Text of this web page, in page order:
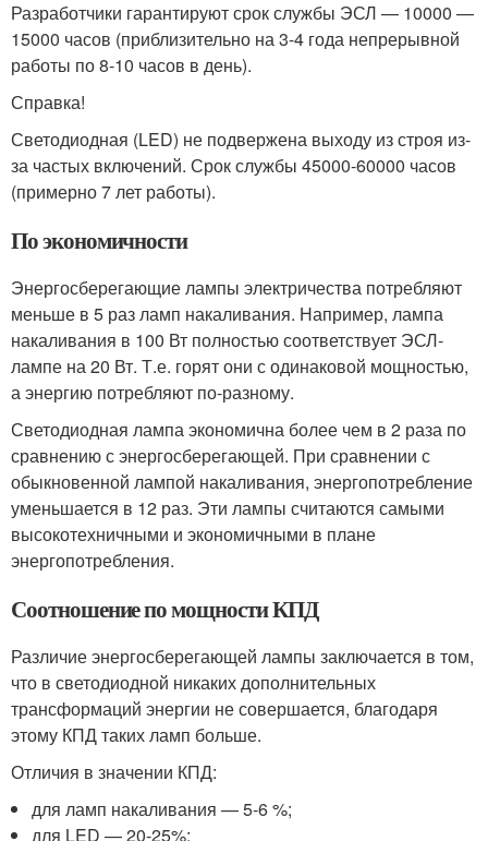
Разработчики гарантируют срок службы ЭСЛ — 10000 —
15000 часов (приблизительно на 3-4 года непрерывной
работы по 8-10 часов в день).
Справка!
Светодиодная (LED) не подвержена выходу из строя из-
за частых включений. Срок службы 45000-60000 часов
(примерно 7 лет работы).
По экономичности
Энергосберегающие лампы электричества потребляют
меньше в 5 раз ламп накаливания. Например, лампа
накаливания в 100 Вт полностью соответствует ЭСЛ-
лампе на 20 Вт. Т.е. горят они с одинаковой мощностью,
а энергию потребляют по-разному.
Светодиодная лампа экономична более чем в 2 раза по
сравнению с энергосберегающей. При сравнении с
обыкновенной лампой накаливания, энергопотребление
уменьшается в 12 раз. Эти лампы считаются самыми
высокотехничными и экономичными в плане
энергопотребления.
Соотношение по мощности КПД
Различие энергосберегающей лампы заключается в том,
что в светодиодной никаких дополнительных
трансформаций энергии не совершается, благодаря
этому КПД таких ламп больше.
Отличия в значении КПД:
для ламп накаливания — 5-6 %;
для LED — 20-25%;